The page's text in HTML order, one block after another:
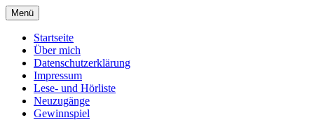
Zum
Inhalt
springen
Menü
Startseite
Über mich
Datenschutzerklärung
Impressum
Lese- und Hörliste
Neuzugänge
Gewinnspiel